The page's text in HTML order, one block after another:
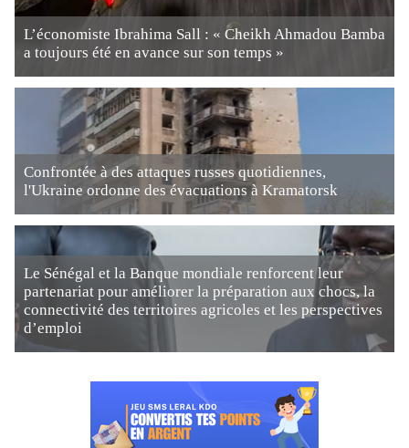
L’économiste Ibrahima Sall : « Cheikh Ahmadou Bamba
a toujours été en avance sur son temps »
Confrontée à des attaques russes quotidiennes,
l'Ukraine ordonne des évacuations à Kramatorsk
Le Sénégal et la Banque mondiale renforcent leur
partenariat pour améliorer la préparation aux chocs, la
connectivité des territoires agricoles et les perspectives
d’emploi